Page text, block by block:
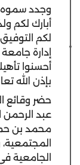
وجدد سموه
أبارك لكم
لكم
إدارة
أحسنوا
بإذن الله
حضر وقائع
عبد
محمد بن
الجامعية